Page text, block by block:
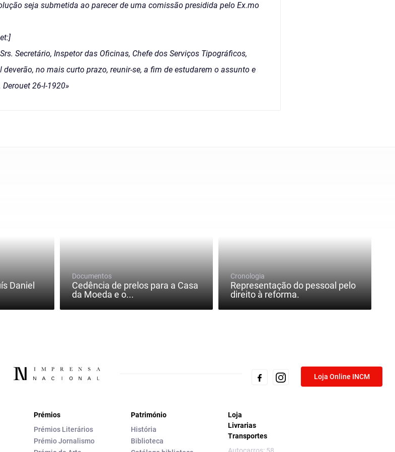
seja submetida ao parecer de uma comissão presidida pelo Ex.mo
Secretário, Inspetor das Oficinas, Chefe dos Serviços Tipográficos,
no mais curto prazo, reunir-se, a fim de estudarem o assunto e
26-I-1920»
Daniel
Documentos
Cedência de prelos para a Casa
da Moeda e o...
Cronologia
Representação do pessoal pelo
direito à reforma.
Loja Online INCM
Prémios
Prémios Literários
Prémio Jornalismo
Património
História
Biblioteca
Loja
Livrarias
Transportes